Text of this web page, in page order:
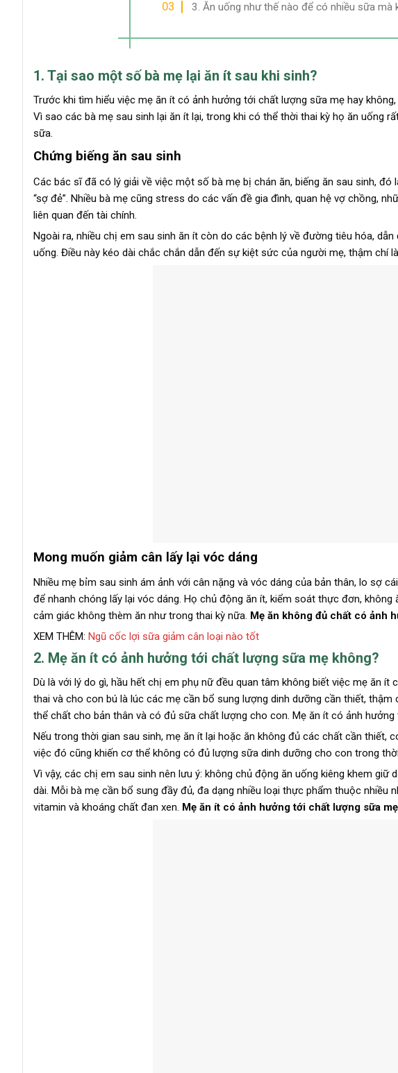
3. Ăn uống như thế nào để có nhiều sữa mà
1. Tại sao một số bà mẹ lại ăn ít sau khi sinh?
Trước khi tìm hiểu việc mẹ ăn ít có ảnh hưởng tới chất lượng sữa mẹ hay
Vì sao các bà mẹ sau sinh lại ăn ít lại, trong khi có thể thời thai kỳ họ ăn uống
sữa.
Chứng biếng ăn sau sinh
Các bác sĩ đã có lý giải về việc một số bà mẹ bị chán ăn, biếng ăn sau sinh,
“sợ đẻ”. Nhiều bà mẹ cũng stress do các vấn đề gia đình, quan hệ vợ chồng,
liên quan đến tài chính.
Ngoài ra, nhiều chị em sau sinh ăn ít còn do các bệnh lý về đường tiêu hóa,
uống. Điều này kéo dài chắc chắn dẫn đến sự kiệt sức của người mẹ, thậm chí
Mong muốn giảm cân lấy lại vóc dáng
Nhiều mẹ bỉm sau sinh ám ảnh với cân nặng và vóc dáng của bản thân, lo sợ
để nhanh chóng lấy lại vóc dáng. Họ chủ động ăn ít, kiểm soát thực đơn,
cảm giác không thèm ăn như trong thai kỳ nữa. Mẹ ăn không đủ chất có ảnh
XEM THÊM: Ngũ cốc lợi sữa giảm cân loại nào tốt
2. Mẹ ăn ít có ảnh hưởng tới chất lượng sữa mẹ không?
Dù là với lý do gì, hầu hết chị em phụ nữ đều quan tâm không biết việc mẹ ăn
thai và cho con bú là lúc các mẹ cần bổ sung lượng dinh dưỡng cần thiết,
thể chất cho bản thân và có đủ sữa chất lượng cho con. Mẹ ăn ít có ảnh
Nếu trong thời gian sau sinh, mẹ ăn ít lại hoặc ăn không đủ các chất cần thiết,
việc đó cũng khiến cơ thể không có đủ lượng sữa dinh dưỡng cho con trong
Vì vậy, các chị em sau sinh nên lưu ý: không chủ động ăn uống kiêng khem giữ
dài. Mỗi bà mẹ cần bổ sung đầy đủ, đa dạng nhiều loại thực phẩm thuộc nhiều
vitamin và khoáng chất đan xen. Mẹ ăn ít có ảnh hưởng tới chất lượng sữa mẹ